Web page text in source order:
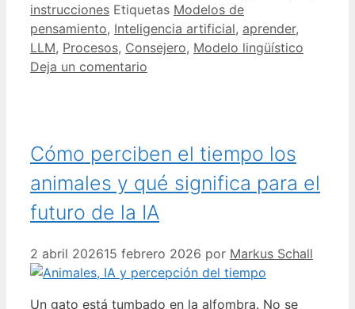
instrucciones Etiquetas Modelos de
pensamiento, Inteligencia artificial, aprender,
LLM, Procesos, Consejero, Modelo lingüístico
Deja un comentario
Cómo perciben el tiempo los
animales y qué significa para el
futuro de la IA
2 abril 202615 febrero 2026 por Markus Schall
Un gato está tumbado en la alfombra. No se